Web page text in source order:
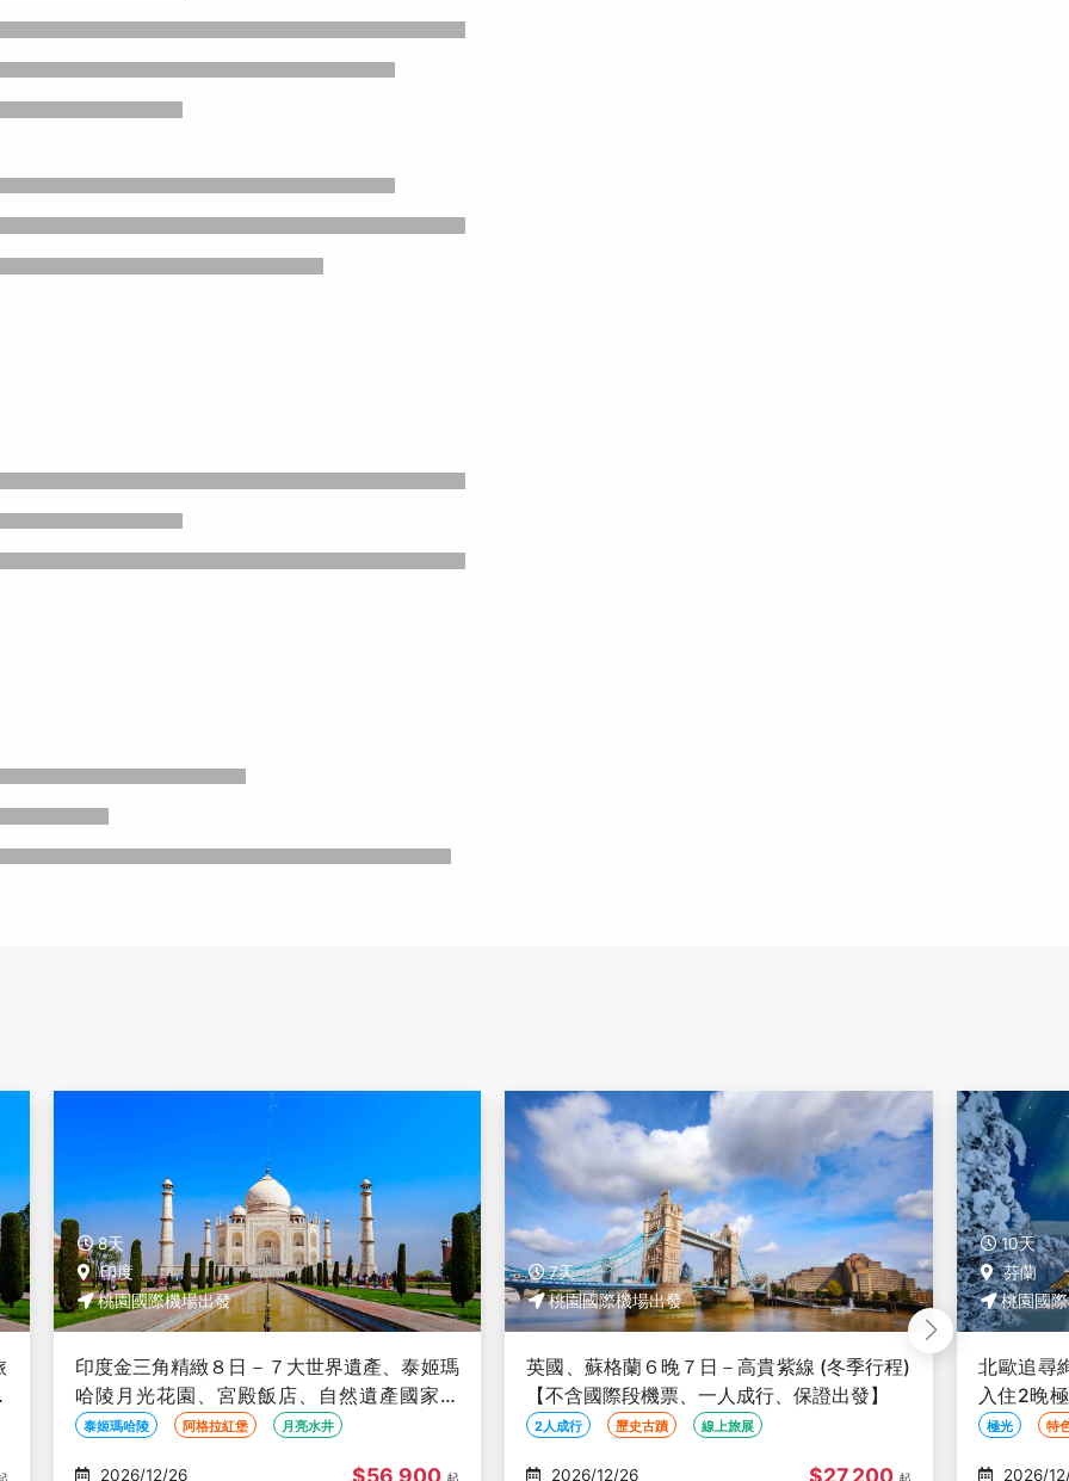
8天
印度
桃園國際機場出發
印度金三角精緻８日－７大世界遺產、泰姬瑪
哈陵月光花園、宮殿飯店、自然遺產國家公
園、月亮水井、粉紅城市琥珀堡、長榮直飛
泰姬瑪哈陵 阿格拉紅堡 月亮水井
2026/12/26 $56,900
7天
桃園國際機場出發
英國、蘇格蘭６晚７日－高貴紫線 (冬季行程)
【不含國際段機票、一人成行、保證出發】
2人成行 歷史古蹟 線上旅展
2026/12/26 $27,200
10天
芬蘭
桃園國
北歐追尋
入住2晚
狩獵【新
極光 特
2026/